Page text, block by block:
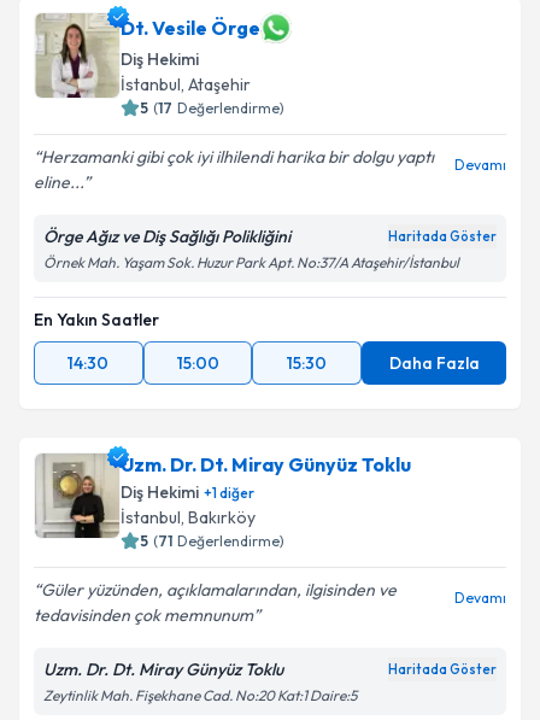
Dt. Vesile Örge
Diş Hekimi
İstanbul, Ataşehir
5 (17 Değerlendirme)
Herzamanki gibi çok iyi ilhilendi harika bir dolgu yaptı
eline...
Devamı
Örge Ağız ve Diş Sağlığı Polikliğini Haritada Göster
Örnek Mah. Yaşam Sok. Huzur Park Apt. No:37/A Ataşehir/İstanbul
En Yakın Saatler
14:30
15:00 15:30 Daha Fazla
Uzm. Dr. Dt. Miray Günyüz Toklu
Diş Hekimi +1diğer
İstanbul, Bakırköy
5 (71 Değerlendirme)
Güler yüzünden, açıklamalarından, ilgisinden ve
tedavisinden çok memnunum
Devamı
Uzm. Dr. Dt. Miray Günyüz Toklu Haritada Göster
Zeytinlik Mah. Fişekhane Cad. No:20 Kat:1 Daire:5